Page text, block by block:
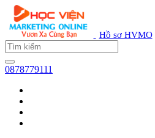
Hồ sơ HVMO
0878779111